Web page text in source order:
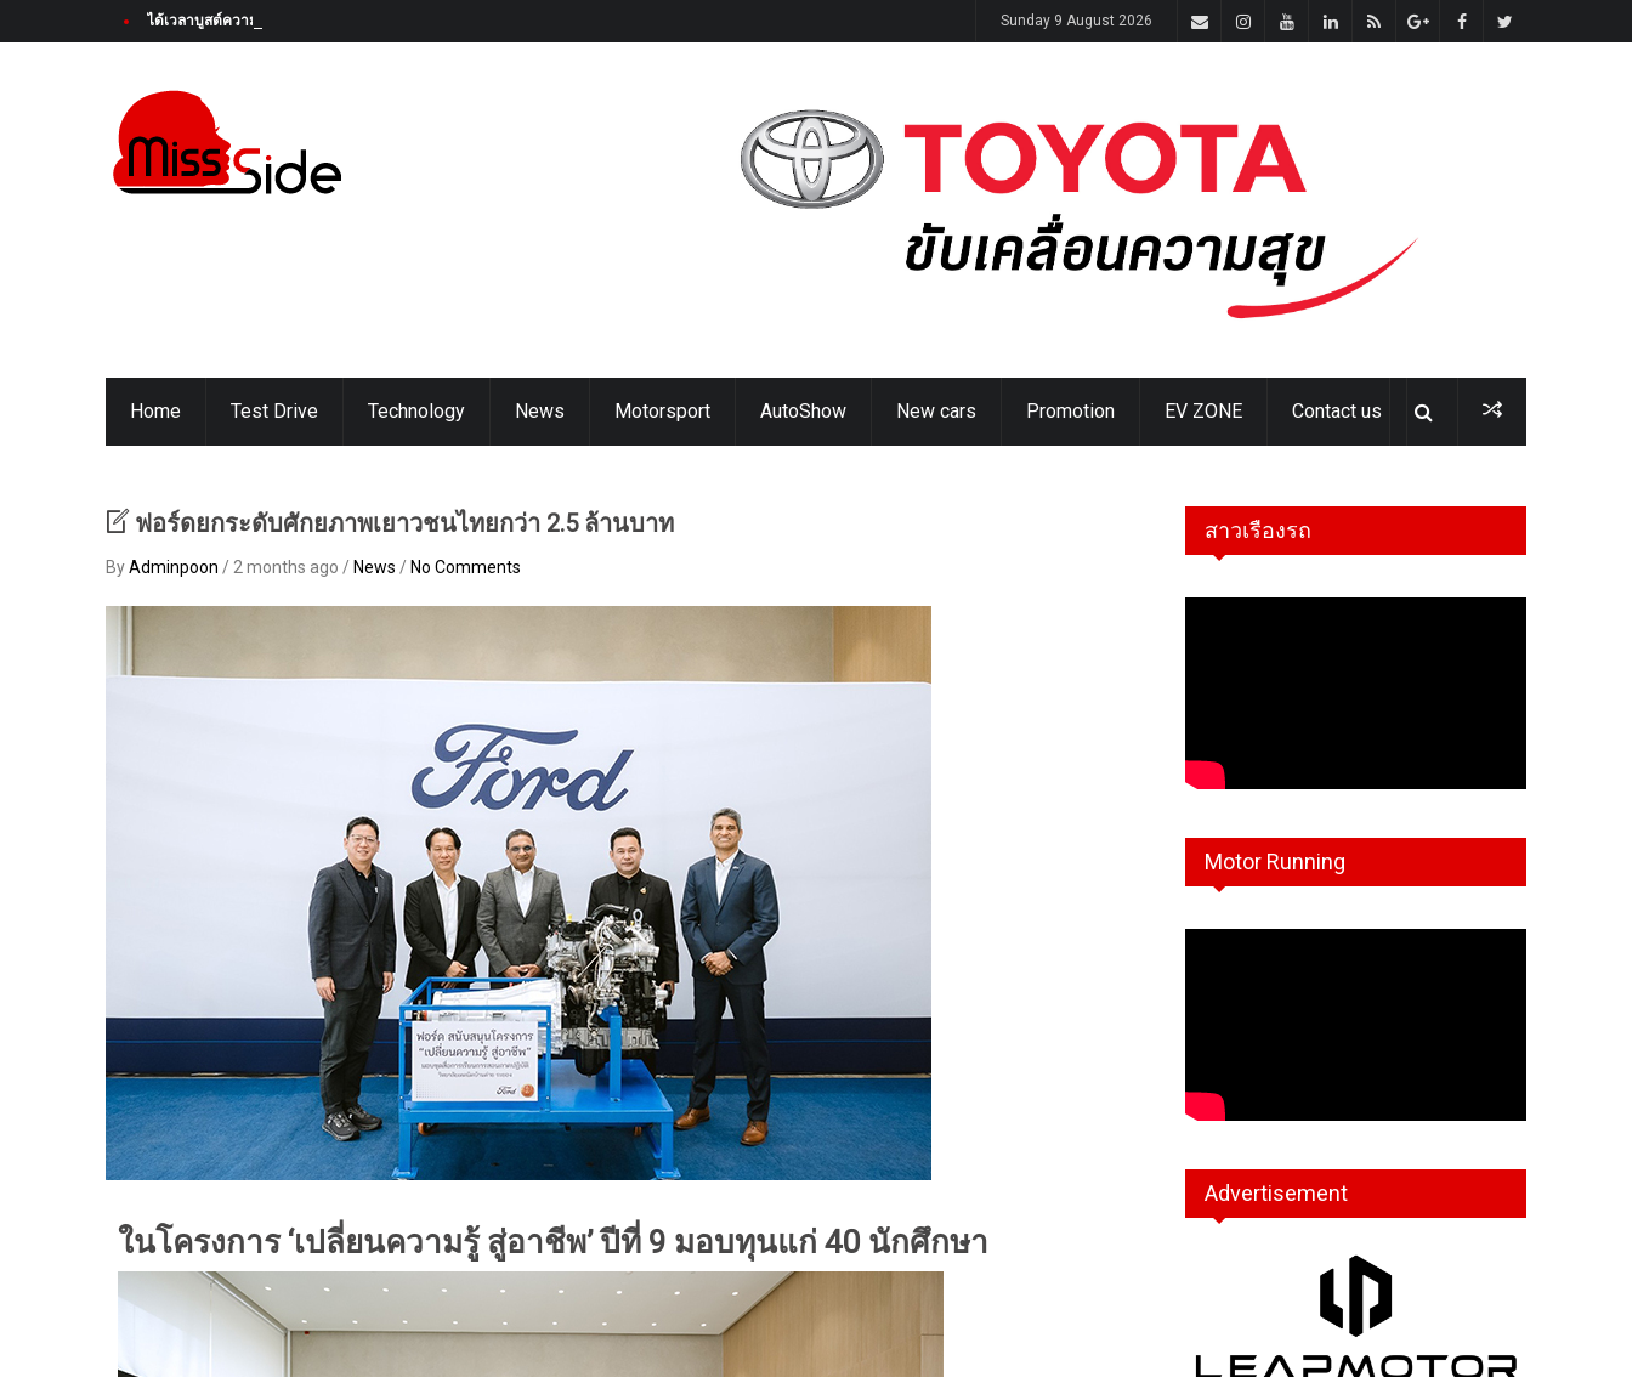
ได้เวลาบูสต์ความสนุกครั้งใหม่! Honda Super-ONE ใหม่ เตรียมเปิดตัวในไทย 14 ส.ค. นี้ Sunday 9 August 2026
Home Test Drive Technology News Motorsport AutoShow New cars Promotion EV ZONE Contact us
ฟอร์ดยกระดับศักยภาพเยาวชนไทยกว่า 2.5 ล้านบาท
ByAdminpoon / 2 months ago / News / No Comments
ในโครงการ ‘เปลี่ยนความรู้ สู่อาชีพ’ ปีที่ 9 มอบทุนแก่ 40 นักศึกษา
สาวเรืองรถ
Motor Running
Advertisement